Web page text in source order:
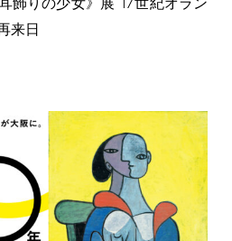
飾りの少女》展 17世紀オラン
来日